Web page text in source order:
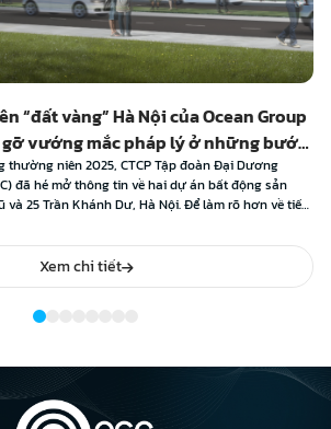
“đất vàng” Hà Nội của Ocean Group
gỡ vướng mắc pháp lý ở những bước
thường niên 2025, CTCP Tập đoàn Đại Dương
đã hé mở thông tin về hai dự án bất động sản
và 25 Trần Khánh Dư, Hà Nội. Để làm rõ hơn về tiến
Xem chi tiết